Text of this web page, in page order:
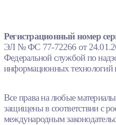
Регистрационный номер
ЭЛ № ФС 77-72266 от
Федеральной службой по
информационных технологий
Все права на любые
защищены в соответствии с
международным